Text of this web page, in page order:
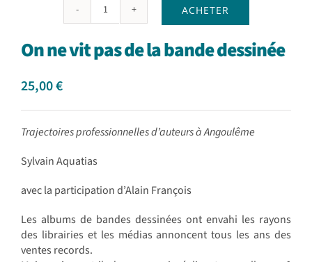
quantité
On
de
bande
ACHETER
On ne vit pas de la bande dessinée
25,00€
Trajectoires professionnelles d’auteurs à Angoulême
Sylvain Aquatias
avec la participation d’Alain François
Les albums de bandes dessinées ont envahi les rayons
des librairies et les médias annoncent tous les ans des
ventes records.